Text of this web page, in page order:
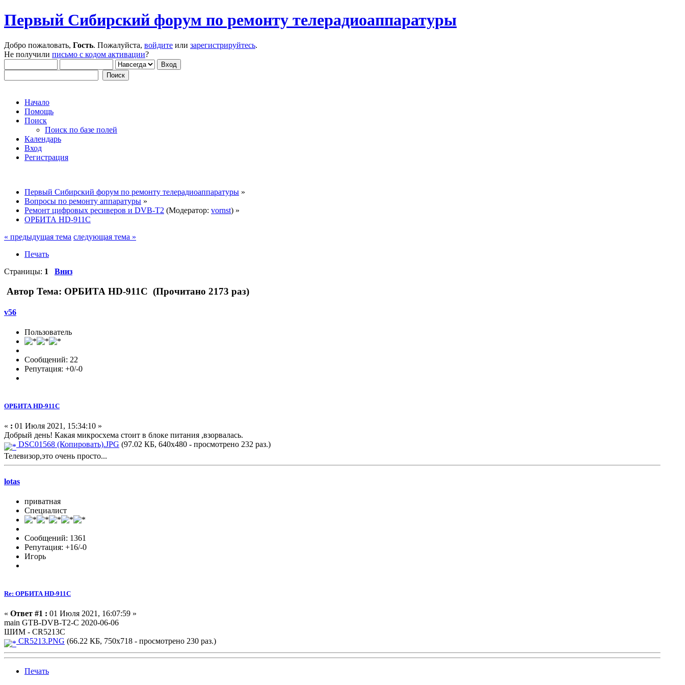
Первый Сибирский форум по ремонту телерадиоаппаратуры
Добро пожаловать, Гость. Пожалуйста, войдите или зарегистрируйтесь.
Не получили письмо с кодом активации?
Начало
Помощь
Поиск
Поиск по базе полей
Календарь
Вход
Регистрация
Первый Сибирский форум по ремонту телерадиоаппаратуры »
Вопросы по ремонту аппаратуры »
Ремонт цифровых ресиверов и DVB-T2 (Модератор: vornst) »
ОРБИТА HD-911C
« предыдущая тема следующая тема »
Печать
Страницы: 1 Вниз
Автор Тема: ОРБИТА HD-911C (Прочитано 2173 раз)
v56
Пользователь
Сообщений: 22
Репутация: +0/-0
ОРБИТА HD-911C
« : 01 Июля 2021, 15:34:10 »
Добрый день! Какая микросхема стоит в блоке питания ,взорвалась.
DSC01568 (Копировать).JPG (97.02 КБ, 640x480 - просмотрено 232 раз.)
Телевизор,это очень просто...
lotas
приватная
Специалист
Сообщений: 1361
Репутация: +16/-0
Игорь
Re: ОРБИТА HD-911C
« Ответ #1 : 01 Июля 2021, 16:07:59 »
main GTB-DVB-T2-C 2020-06-06
ШИМ - CR5213C
CR5213.PNG (66.22 КБ, 750x718 - просмотрено 230 раз.)
Печать